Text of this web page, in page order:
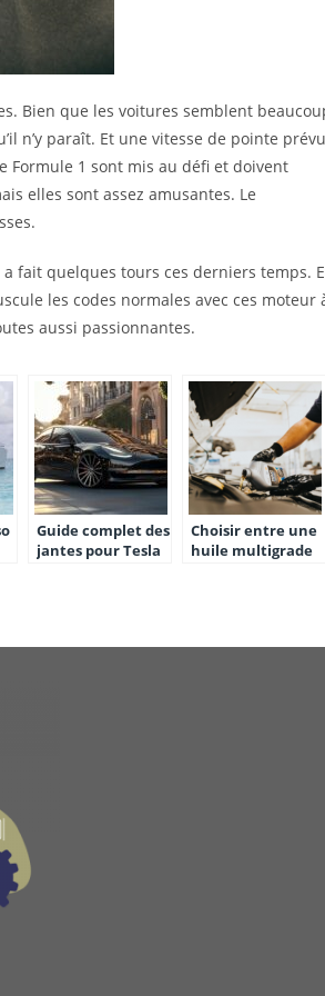
Bien que les voitures semblent
n’y paraît. Et une vitesse de pointe
Formule 1 sont mis au défi et doivent
elles sont assez amusantes. Le
fait quelques tours ces derniers temps.
les codes normales avec ces moteur
aussi passionnantes.
Guide complet des
jantes pour Tesla
Choisir entre une
huile multigrade